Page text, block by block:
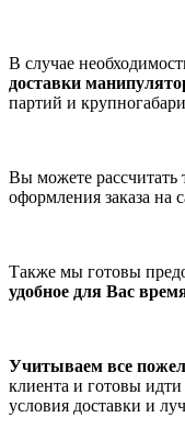
В случае
доставки
партий и
Вы можете рассчитать
оформления заказа на
Также мы готовы
удобное для Вас
Учитываем все
клиента и готовы
условия доставки и